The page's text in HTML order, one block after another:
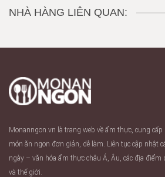
NHÀ HÀNG LIÊN QUAN:
Monanngon.vn là trang web về ẩm thực, cung
món ăn ngon đơn giản, dễ làm. Liên tục cập nhật
ngày – văn hóa ẩm thực châu Á, Âu, các địa điểm
và thế giới.